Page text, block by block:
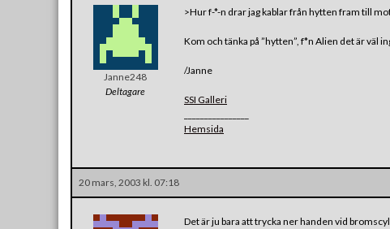
Janne248
Deltagare
>Hur f-*-n drar jag kablar från hytten fram till
Kom och tänka på ”hytten”, f*n Alien det är väl
/Janne
SSI Galleri
Hemsida
20 mars, 2003 kl. 07:18
Det är ju bara att trycka ner handen vid